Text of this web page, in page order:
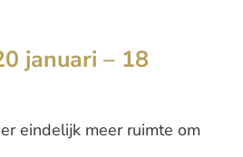
januari – 18
eindelijk meer ruimte om